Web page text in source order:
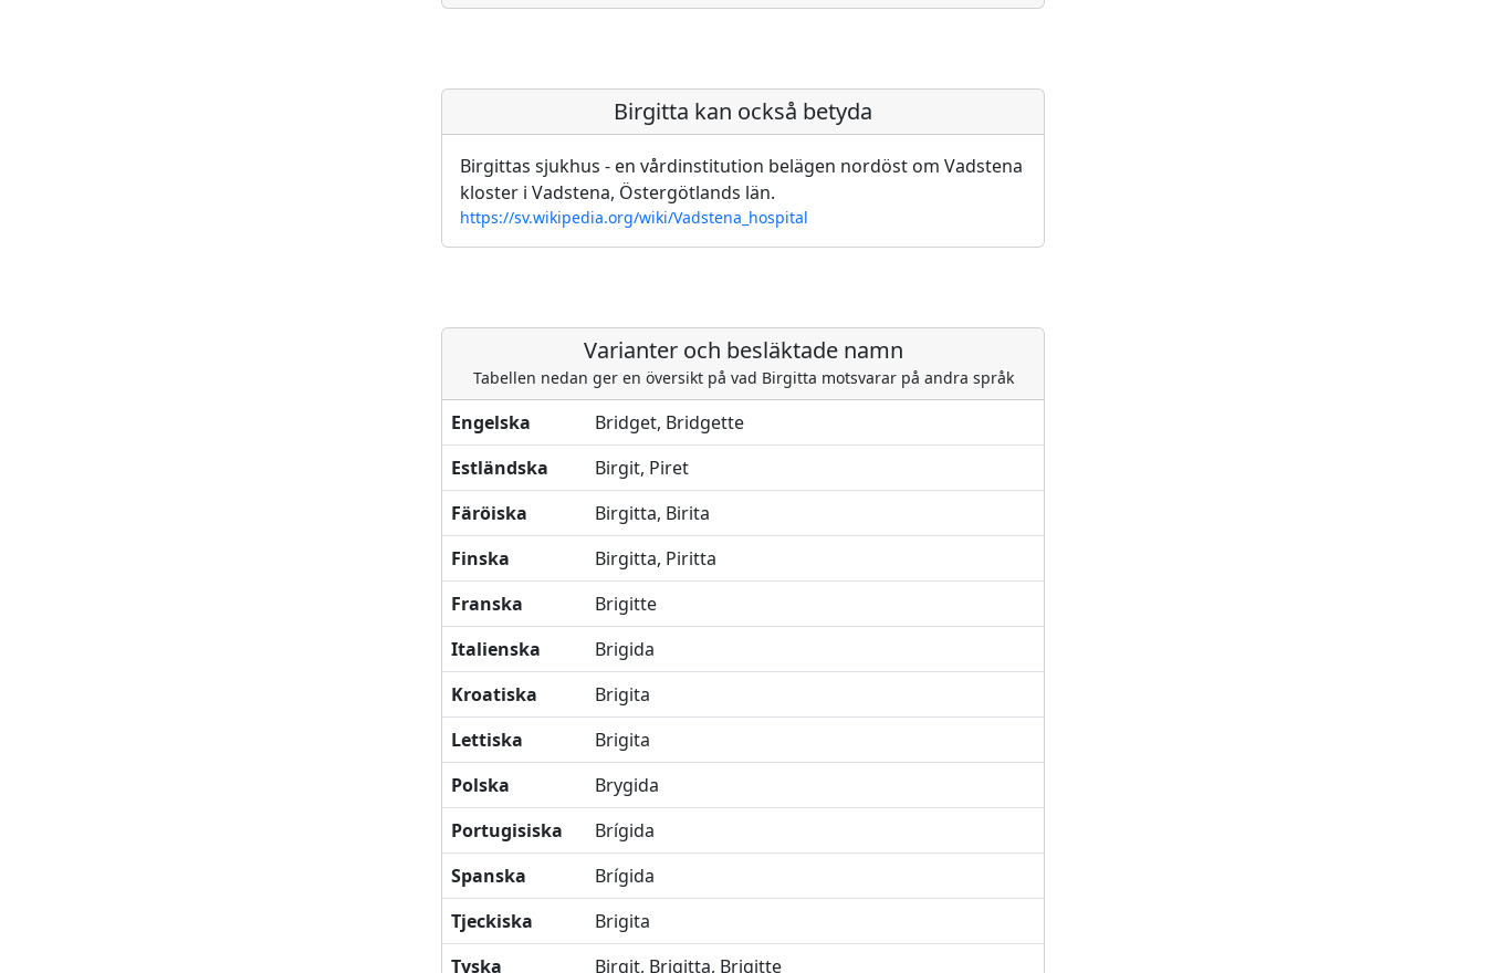
Birgitta kan också betyda
Birgittas sjukhus - en vårdinstitution belägen nordöst om Vadstena
kloster i Vadstena, Östergötlands län.
https://sv.wikipedia.org/wiki/Vadstena_hospital
Varianter och besläktade namn
Tabellen nedan ger en översikt på vad Birgitta motsvarar på andra språk
Engelska
Bridget, Bridgette
Estländska
Birgit, Piret
Färöiska
Birgitta, Birita
Finska
Birgitta, Piritta
Franska
Brigitte
Italienska
Brigida
Kroatiska
Brigita
Lettiska
Brigita
Polska
Brygida
Portugisiska
Brígida
Spanska
Brígida
Tjeckiska
Brigita
Tyska
Birgit, Brigitta, Brigitte